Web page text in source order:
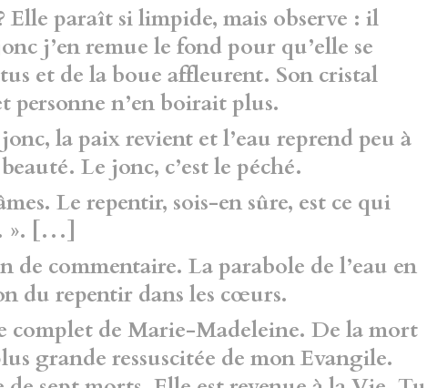
Elle paraît si limpide, mais observe : il
j’en remue le fond pour qu’elle se
et de la boue affleurent. Son cristal
personne n’en boirait plus.
la paix revient et l’eau reprend peu à
Le jonc, c’est le péché.
Le repentir, sois-en sûre, est ce qui
». […]
de commentaire. La parabole de l’eau en
du repentir dans les cœurs.
complet de Marie-Madeleine. De la mort
grande ressuscitée de mon Evangile.